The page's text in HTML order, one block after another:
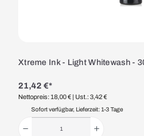
Xtreme Ink - Light Whitewash -
21,42 €*
Nettopreis: 18,00 € | Ust.: 3,42 €
Sofort verfügbar, Lieferzeit: 1-3 Tage